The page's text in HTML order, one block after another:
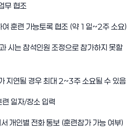
무 협조
훈련 가능토록 협조 (약 1 일~2주 소요)
시는 참석인원 조정으로 참가하지 못할
지연될 경우 최대 2~3주 소요될 수 있음
련 일자/장소 입력
개인별 전화 통보 (훈련참가 가능 여부)